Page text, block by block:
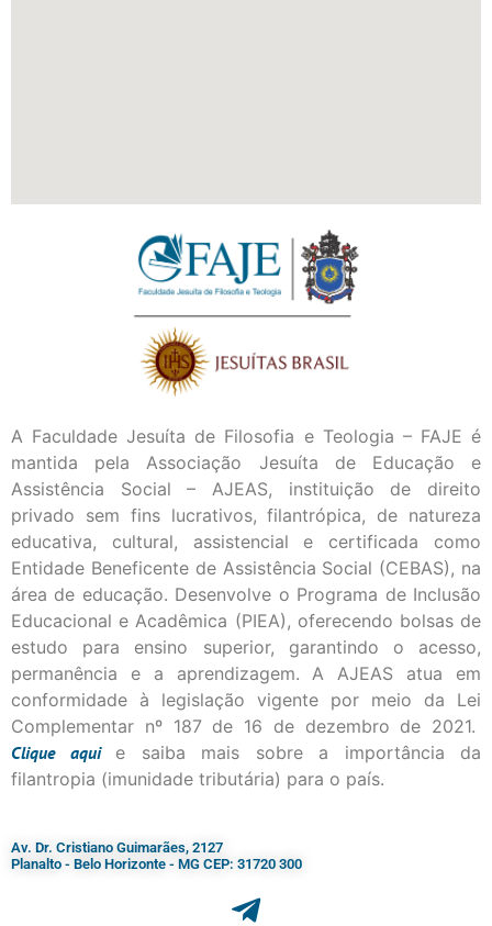
A Faculdade Jesuíta de Filosofia e Teologia – FAJE é
mantida pela Associação Jesuíta de Educação e
Assistência Social – AJEAS, instituição de direito
privado sem fins lucrativos, filantrópica, de natureza
educativa, cultural, assistencial e certificada como
Entidade Beneficente de Assistência Social (CEBAS), na
área de educação. Desenvolve o Programa de Inclusão
Educacional e Acadêmica (PIEA), oferecendo bolsas de
estudo para ensino superior, garantindo o acesso,
permanência e a aprendizagem. A AJEAS atua em
conformidade à legislação vigente por meio da Lei
Complementar nº 187 de 16 de dezembro de 2021.
Cliqueaqui
e saiba mais sobre a importância da
filantropia (imunidade tributária) para o país.
Av. Dr. Cristiano Guimarães, 2127
Planalto - Belo Horizonte - MG CEP: 31720 300